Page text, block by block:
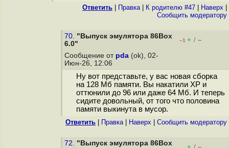
Ответить Правка| К родителю #47 Наверх
Cообщить модератору
70. "Выпуск эмулятора 86Box
6.0"
–1 + / –
Сообщение от pda (ok), 02-
Июн-26, 12:06
Ну вот представьте, у вас новая сборка
на 128 Мб памяти. Вы накатили XP и
оттюнили до 96 или даже 64 Мб. И теперь
сидите довольный, от того что половина
памяти выкинута в мусор.
Ответить Правка| Наверх Cообщить модератору
72. "Выпуск эмулятора 86Box